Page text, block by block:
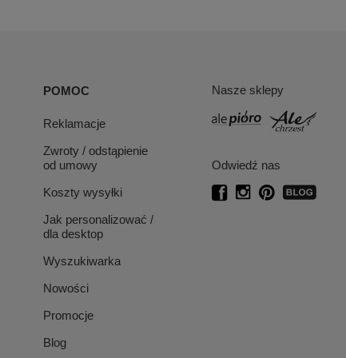
POMOC
Reklamacje
Zwroty / odstąpienie
od umowy
Koszty wysyłki
Jak personalizować /
dla desktop
Wyszukiwarka
Nowości
Promocje
Blog
Nasze sklepy
Odwiedź nas